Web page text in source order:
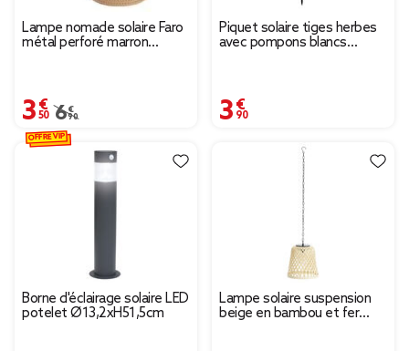
Lampe nomade solaire Faro
métal perforé marron
3,50 €
Prix remisé de 6,90 € à 3,50 €
6,90 €
Piquet solaire tiges herbes
avec pompons blancs
3,90 €
Borne d'éclairage solaire LED
potelet Ø13,2xH51,5cm
OFFRE VIP
Lampe solaire suspension
beige en bambou et fer